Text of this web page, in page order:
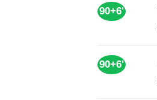
90+6'
90+6'